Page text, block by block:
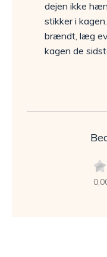
dejen ikke
stikker i
brændt, læg
kagen de